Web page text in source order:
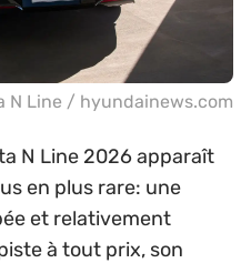
N Line / hyundainews.com
N Line 2026 apparaît
en plus rare: une
et relativement
à tout prix, son